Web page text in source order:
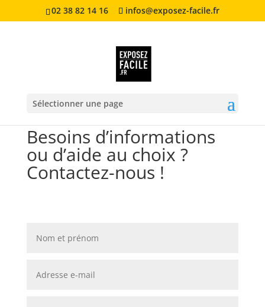
02 38 82 14 16 infos@exposez-facile.fr
Sélectionner une page
Besoins d’informations
ou d’aide au choix ?
Contactez-nous !